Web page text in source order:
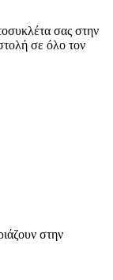
σας στην
σε όλο τον
στην